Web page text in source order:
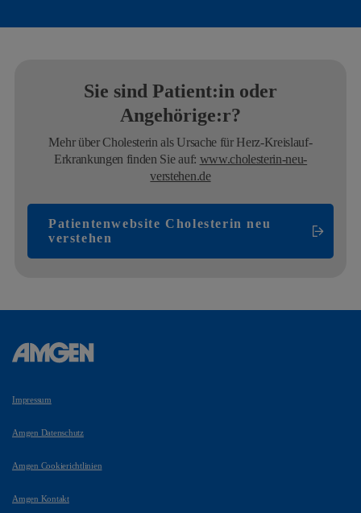
Sie sind Patient:in oder
Angehörige:r?
Mehr über Cholesterin als Ursache für Herz-Kreislauf-
Erkrankungen finden Sie auf: www.cholesterin-neu-
verstehen.de
Patientenwebsite Cholesterin neu
verstehen
Impressum
Amgen Datenschutz
Amgen Cookierichtlinien
Amgen Kontakt